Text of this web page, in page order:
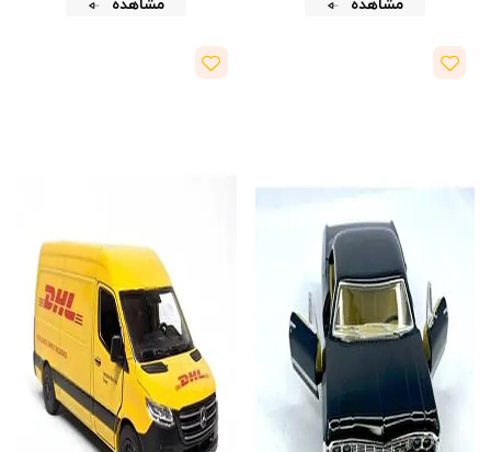
مشاهده
مشاهده